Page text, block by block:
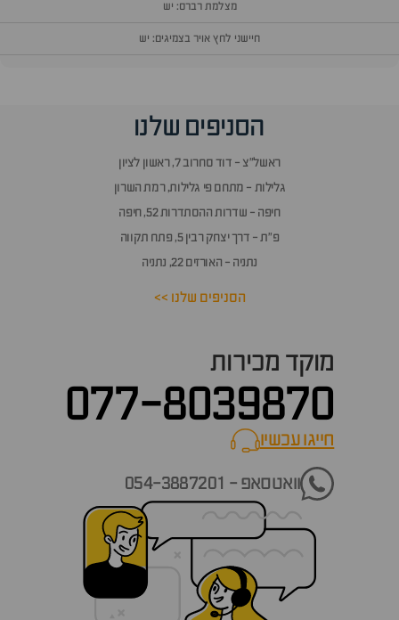
מצלמת רברס: יש
חיישני לחץ אויר בצמיגים: יש
הסניפים שלנו
ראשל״צ - דוד סחרוב 7, ראשון לציון
גלילות - מתחם פי גלילות, רמת השרון
חיפה - שדרות ההסתדרות 52, חיפה
פ״ת - דרך יצחק רבין 5, פתח תקווה
נתניה - האורזים 22, נתניה
הסניפים שלנו >>
מוקד מכירות
077-8039870
חייגו עכשיוcall now
וואטסאפ - 054-3887201